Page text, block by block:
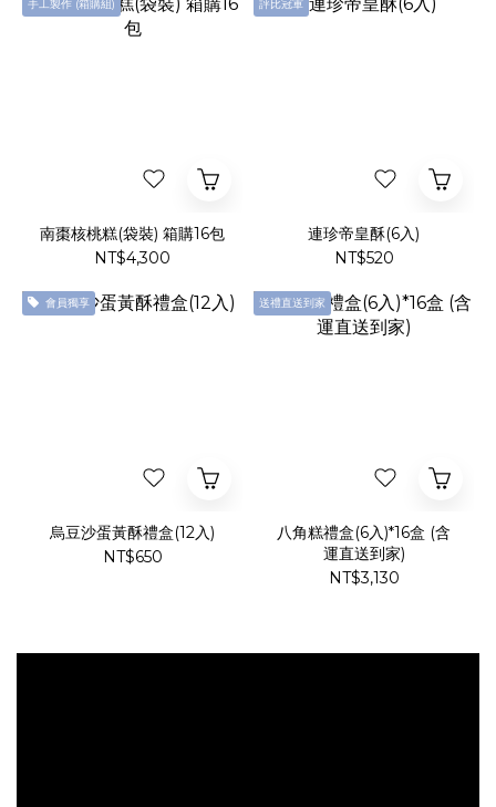
手工製作 (箱購組)
南棗核桃糕(袋裝) 箱購16包
NT$4,300
評比冠軍
連珍帝皇酥(6入)
NT$520
會員獨享
烏豆沙蛋黃酥禮盒(12入)
NT$650
送禮直送到家
八角糕禮盒(6入)*16盒 (含
運直送到家)
NT$3,130